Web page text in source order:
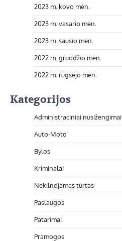
2023 m. kovo mėn.
2023 m. vasario mėn.
2023 m. sausio mėn.
2022 m. gruodžio mėn.
2022 m. rugsėjo mėn.
Kategorijos
Administraciniai nusižengimai
Auto-Moto
Bylos
Kriminalai
Nekilnojamas turtas
Paslaugos
Patarimai
Pramogos